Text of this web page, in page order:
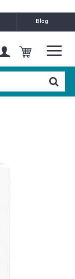
blog